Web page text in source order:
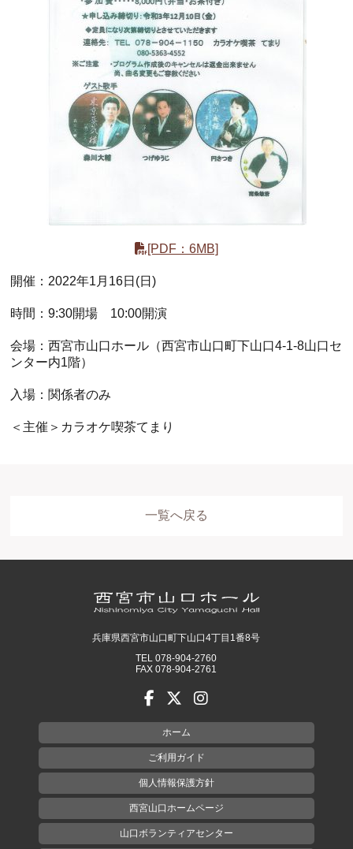
展示室
[PDF：6MB]
開催：2022年1月16日(日)
時間：9:30開場 10:00開演
会場：西宮市山口ホール（西宮市山口町下山口4-1-8山口セ
ンター内1階）
入場：関係者のみ
＜主催＞カラオケ喫茶てまり
一覧へ戻る
兵庫県西宮市山口町下山口4丁目1番8号
TEL 078-904-2760
FAX 078-904-2761
ホーム
ご利用ガイド
個人情報保護方針
西宮山口ホームページ
山口ボランティアセンター